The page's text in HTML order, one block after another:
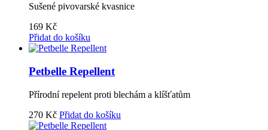
Sušené pivovarské kvasnice
169 Kč
Přidat do košíku
Petbelle Repellent
Přírodní repelent proti blechám a klíšťatům
270 Kč Přidat do košíku